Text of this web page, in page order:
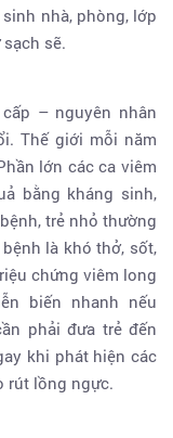
nhà, phòng, lớp
sẽ.
– nguyên nhân
Thế giới mỗi năm
lớn các ca viêm
bằng kháng sinh,
trẻ nhỏ thường
là khó thở, sốt,
chứng viêm long
biến nhanh nếu
phải đưa trẻ đến
khi phát hiện các
rút lồng ngực.